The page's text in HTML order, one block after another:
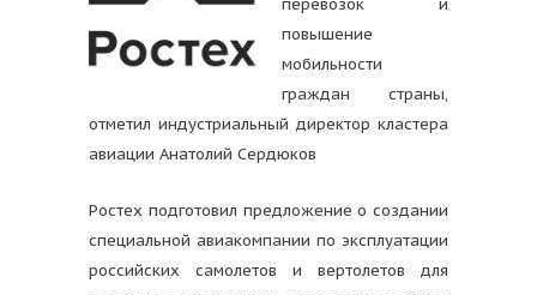
повышение
мобильности
граждан страны,
отметил индустриальный директор кластера
авиации Анатолий Сердюков
Ростех подготовил предложение о создании
специальной авиакомпании по эксплуатации
российских самолетов и вертолетов для